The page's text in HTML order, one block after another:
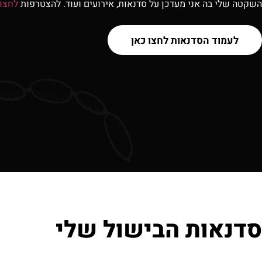
השקטה שלי בה אני מעדכן על סדנאות, אירועים ועוד. להצטרפות
לעמוד הסדנאות לחצו כאן
סדנאות הבישול שלי